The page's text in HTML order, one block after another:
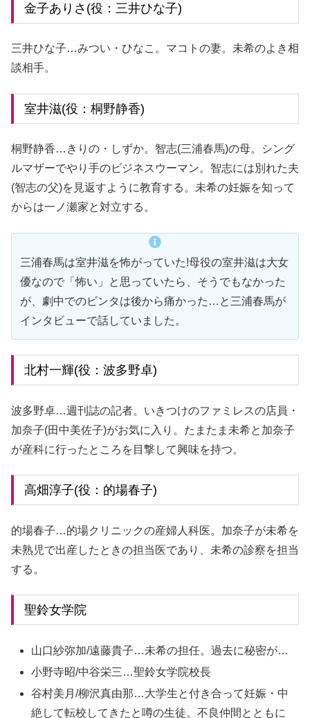
金子ありさ(役：三井ひな子)
三井ひな子…みつい・ひなこ。マコトの妻。未希のよき相
談相手。
室井滋(役：桐野静香)
桐野静香…きりの・しずか。智志(三浦春馬)の母。シング
ルマザーでやり手のビジネスウーマン。智志には別れた夫
(智志の父)を見返すように教育する。未希の妊娠を知って
からは一ノ瀬家と対立する。
三浦春馬は室井滋を怖がっていた!母役の室井滋は大女
優なので「怖い」と思っていたら、そうでもなかった
が、劇中でのビンタは後から痛かった…と三浦春馬が
インタビューで話していました。
北村一輝(役：波多野卓)
波多野卓…週刊誌の記者。いきつけのファミレスの店員・
加奈子(田中美佐子)がお気に入り。たまたま未希と加奈子
が産科に行ったところを目撃して興味を持つ。
高畑淳子(役：的場春子)
的場春子…的場クリニックの産婦人科医。加奈子が未希を
未熟児で出産したときの担当医であり、未希の診察を担当
する。
聖鈴女学院
山口紗弥加/遠藤貴子…未希の担任。過去に秘密が…
小野寺昭/中谷栄三…聖鈴女学院校長
谷村美月/柳沢真由那…大学生と付き合って妊娠・中
絶して転校してきたと噂の生徒。不良仲間とともに